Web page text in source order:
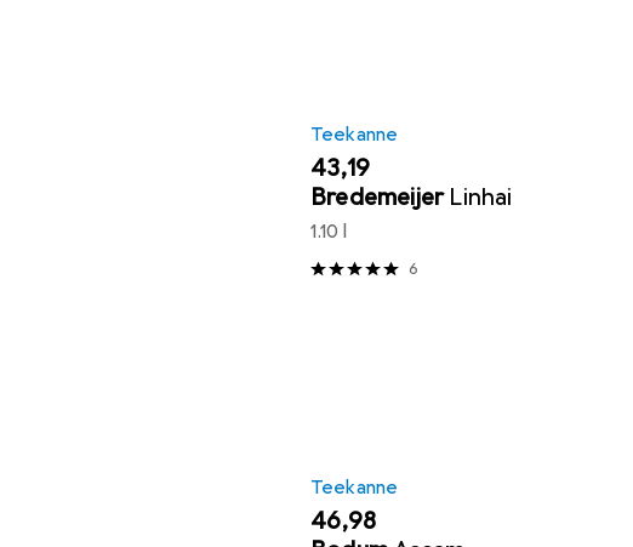
Teekanne
EUR
43,19
Bredemeijer Linhai
1.10 l
6
Teekanne
EUR
46,98